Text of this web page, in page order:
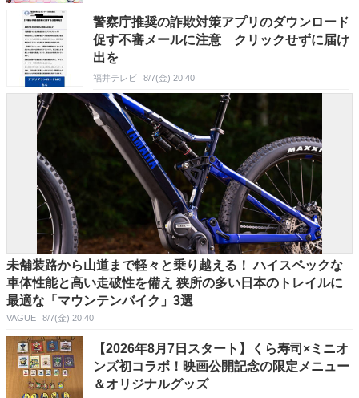
警察庁推奨の詐欺対策アプリのダウンロード
促す不審メールに注意 クリックせずに届け
出を
福井テレビ 8/7(金) 20:40
未舗装路から山道まで軽々と乗り越える！ ハイスペックな
車体性能と高い走破性を備え 狭所の多い日本のトレイルに
最適な「マウンテンバイク」3選
VAGUE 8/7(金) 20:40
【2026年8月7日スタート】くら寿司×ミニオ
ンズ初コラボ！映画公開記念の限定メニュー
＆オリジナルグッズ